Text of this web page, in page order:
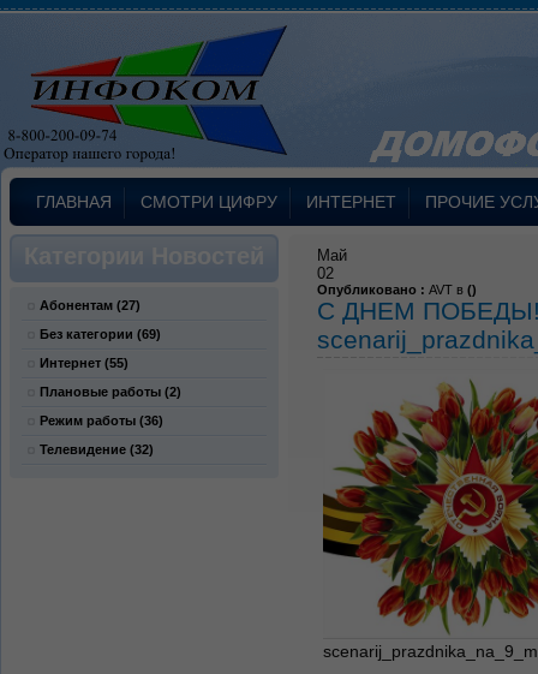
ГЛАВНАЯ СМОТРИ ЦИФРУ ИНТЕРНЕТ ПРОЧИЕ
Категории Новостей
Абонентам (27)
Без категории (69)
Интернет (55)
Плановые работы (2)
Режим работы (36)
Телевидение (32)
Май
02
Опубликовано : AVT в ()
С ДНЕМ